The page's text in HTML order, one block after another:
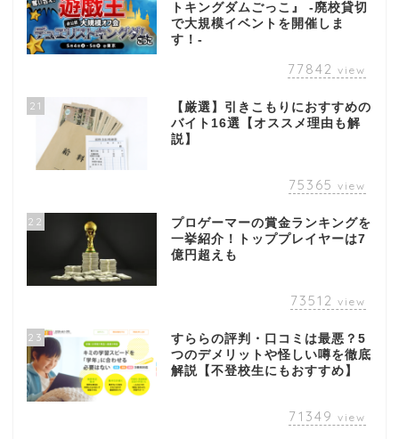
トキングダムごっこ』 -廃校貸切
で大規模イベントを開催しま
す！-
77842 view
21
【厳選】引きこもりにおすすめの
バイト16選【オススメ理由も解
説】
75365 view
22
プロゲーマーの賞金ランキングを
一挙紹介！トッププレイヤーは7
億円超えも
73512 view
23
すららの評判・口コミは最悪？5
つのデメリットや怪しい噂を徹底
解説【不登校生にもおすすめ】
71349 view